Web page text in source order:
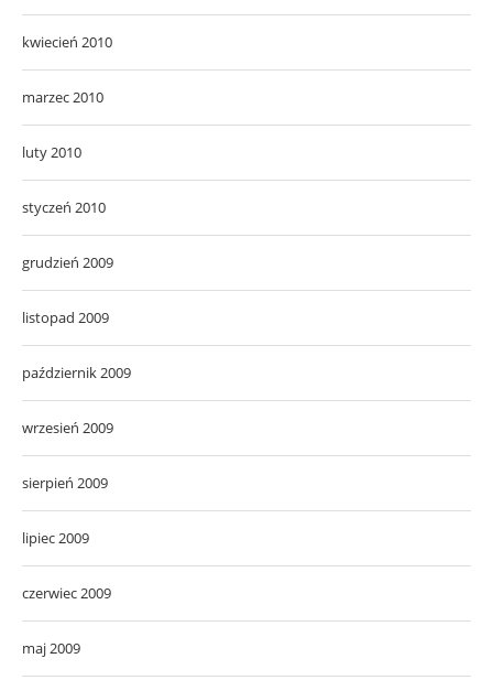
kwiecień 2010
marzec 2010
luty 2010
styczeń 2010
grudzień 2009
listopad 2009
październik 2009
wrzesień 2009
sierpień 2009
lipiec 2009
czerwiec 2009
maj 2009